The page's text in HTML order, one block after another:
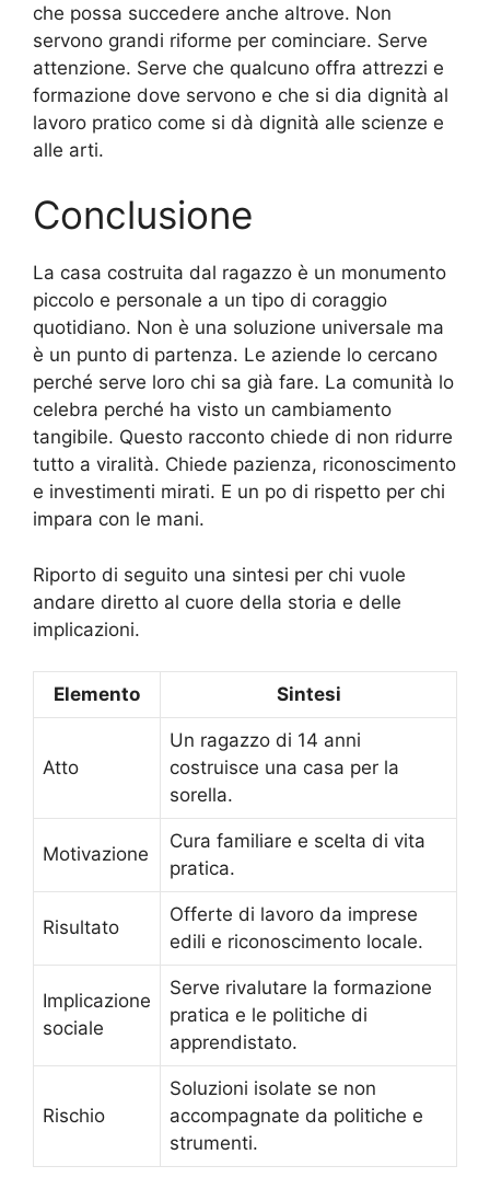
che possa succedere anche altrove. Non
servono grandi riforme per cominciare. Serve
attenzione. Serve che qualcuno offra attrezzi e
formazione dove servono e che si dia dignità al
lavoro pratico come si dà dignità alle scienze e
alle arti.
Conclusione
La casa costruita dal ragazzo è un monumento
piccolo e personale a un tipo di coraggio
quotidiano. Non è una soluzione universale ma
è un punto di partenza. Le aziende lo cercano
perché serve loro chi sa già fare. La comunità lo
celebra perché ha visto un cambiamento
tangibile. Questo racconto chiede di non ridurre
tutto a viralità. Chiede pazienza, riconoscimento
e investimenti mirati. E un po di rispetto per chi
impara con le mani.
Riporto di seguito una sintesi per chi vuole
andare diretto al cuore della storia e delle
implicazioni.
Elemento Sintesi
Atto
Un ragazzo di 14 anni
costruisce una casa per la
sorella.
Motivazione
Cura familiare e scelta di vita
pratica.
Risultato
Offerte di lavoro da imprese
edili e riconoscimento locale.
Implicazione
sociale
Serve rivalutare la formazione
pratica e le politiche di
apprendistato.
Rischio
Soluzioni isolate se non
accompagnate da politiche e
strumenti.